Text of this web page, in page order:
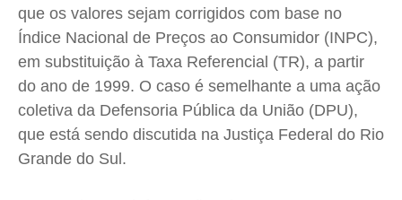
Colunas
Caetano Roque
Gustavo Bastos
Jr Mignone (in memorian)
Colunas
Caetano Roque
Gustavo Bastos
Jr Mignone (in memorian)
Colunas
Caetano Roque
Gustavo Bastos
Jr Mignone (in memorian)
Colunas
Caetano Roque
Gustavo Bastos
Jr Mignone (in memorian)
que os valores sejam corrigidos com base no
Índice Nacional de Preços ao Consumidor (INPC),
em substituição à Taxa Referencial (TR), a partir
do ano de 1999. O caso é semelhante a uma ação
coletiva da Defensoria Pública da União (DPU),
que está sendo discutida na Justiça Federal do Rio
Grande do Sul.